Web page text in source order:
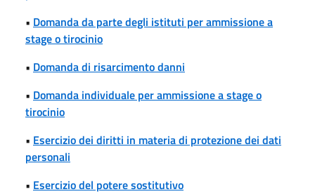
• Domanda da parte degli istituti per ammissione a
stage o tirocinio
• Domanda di risarcimento danni
• Domanda individuale per ammissione a stage o
tirocinio
• Esercizio dei diritti in materia di protezione dei dati
personali
• Esercizio del potere sostitutivo